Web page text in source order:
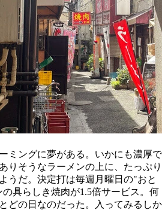
ミングに夢がある。いかにも濃厚で
りそうなラーメンの上に、たっぷり
うだ。決定打は毎週月曜日の"おと
具らしき焼肉が1.5倍サービス。何
どの日なのだった。入ってみるしか